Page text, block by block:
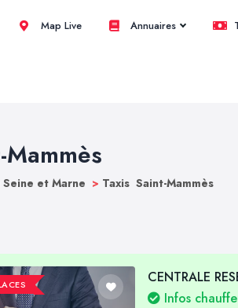
Map Live Annuaires
Seine et Marne > Taxis Saint-Mammès
CENTRALE
Infos